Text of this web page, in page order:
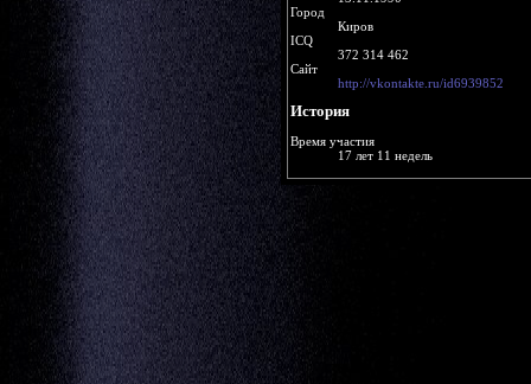
Город
Киров
ICQ
372 314 462
Сайт
http://vkontakte.ru/id6939852
История
Время участия
17 лет 11 недель